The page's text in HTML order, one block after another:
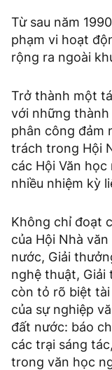
Từ sau năm
phạm vi hoạt
rộng ra ngoài
Trở thành một
với những
phân công đảm
trách trong Hội
các Hội Văn
nhiều nhiệm kỳ
Không chỉ đoạt
của Hội Nhà
nước, Giải
nghệ thuật, Giải
còn tỏ rõ biệt
của sự nghiệp
đất nước: báo
các trại sáng
trong văn học